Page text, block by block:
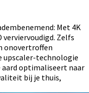
Met 4K
Zelfs
onovertroffen
upscaler-technologie
aard optimaliseert naar
bij je thuis,